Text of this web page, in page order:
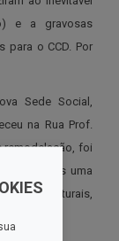
e a gravosas
para o CCD. Por
Sede Social,
na Rua Prof.
remodelação, foi
familiares uma
culturais,